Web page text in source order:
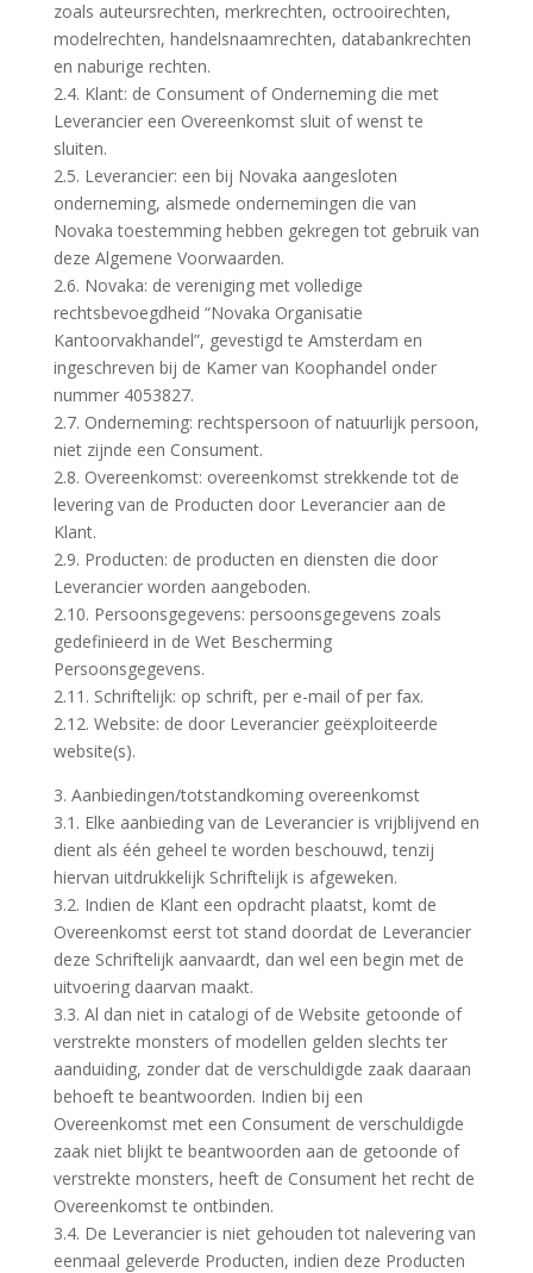
zoals auteursrechten, merkrechten, octrooirechten,
modelrechten, handelsnaamrechten, databankrechten
en naburige rechten.
2.4. Klant: de Consument of Onderneming die met
Leverancier een Overeenkomst sluit of wenst te
sluiten.
2.5. Leverancier: een bij Novaka aangesloten
onderneming, alsmede ondernemingen die van
Novaka toestemming hebben gekregen tot gebruik van
deze Algemene Voorwaarden.
2.6. Novaka: de vereniging met volledige
rechtsbevoegdheid “Novaka Organisatie
Kantoorvakhandel”, gevestigd te Amsterdam en
ingeschreven bij de Kamer van Koophandel onder
nummer 4053827.
2.7. Onderneming: rechtspersoon of natuurlijk persoon,
niet zijnde een Consument.
2.8. Overeenkomst: overeenkomst strekkende tot de
levering van de Producten door Leverancier aan de
Klant.
2.9. Producten: de producten en diensten die door
Leverancier worden aangeboden.
2.10. Persoonsgegevens: persoonsgegevens zoals
gedefinieerd in de Wet Bescherming
Persoonsgegevens.
2.11. Schriftelijk: op schrift, per e-mail of per fax.
2.12. Website: de door Leverancier geëxploiteerde
website(s).
3. Aanbiedingen/totstandkoming overeenkomst
3.1. Elke aanbieding van de Leverancier is vrijblijvend en
dient als één geheel te worden beschouwd, tenzij
hiervan uitdrukkelijk Schriftelijk is afgeweken.
3.2. Indien de Klant een opdracht plaatst, komt de
Overeenkomst eerst tot stand doordat de Leverancier
deze Schriftelijk aanvaardt, dan wel een begin met de
uitvoering daarvan maakt.
3.3. Al dan niet in catalogi of de Website getoonde of
verstrekte monsters of modellen gelden slechts ter
aanduiding, zonder dat de verschuldigde zaak daaraan
behoeft te beantwoorden. Indien bij een
Overeenkomst met een Consument de verschuldigde
zaak niet blijkt te beantwoorden aan de getoonde of
verstrekte monsters, heeft de Consument het recht de
Overeenkomst te ontbinden.
3.4. De Leverancier is niet gehouden tot nalevering van
eenmaal geleverde Producten, indien deze Producten